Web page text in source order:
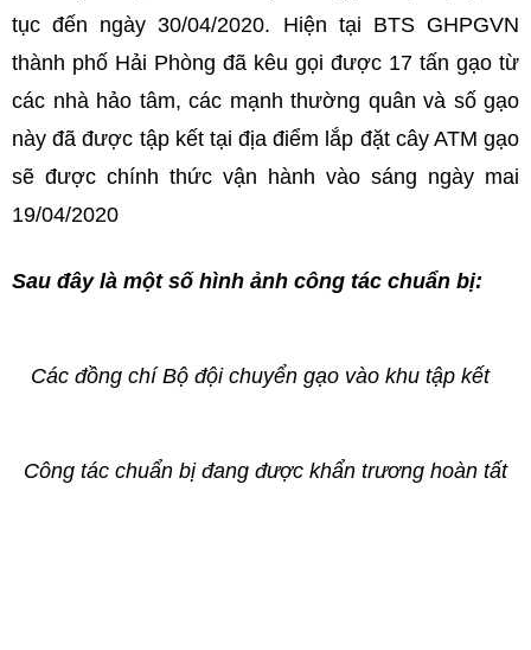
tục đến ngày 30/04/2020. Hiện tại BTS GHPGVN
thành phố Hải Phòng đã kêu gọi được 17 tấn gạo từ
các nhà hảo tâm, các mạnh thường quân và số gạo
này đã được tập kết tại địa điểm lắp đặt cây ATM gạo
sẽ được chính thức vận hành vào sáng ngày mai
19/04/2020
Sau đây là một số hình ảnh công tác chuẩn bị:
Các đồng chí Bộ đội chuyển gạo vào khu tập kết
Công tác chuẩn bị đang được khẩn trương hoàn tất